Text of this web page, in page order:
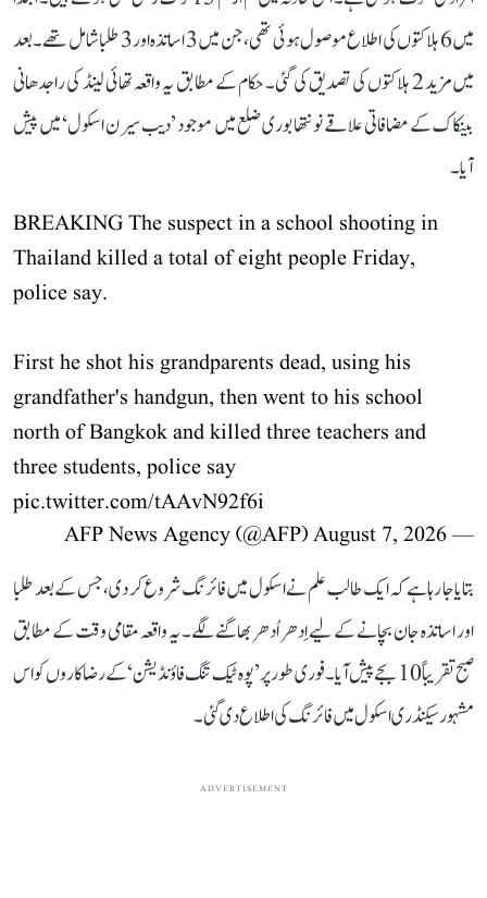
میں 6 ہلاکتوں کی اطلاع موصول ہوئی تھی، جن میں 3 اساتذہ اور 3 طلبا شامل تھے۔ بعد
میں مزید 2 ہلاکتوں کی تصدیق کی گئی۔ حکام کے مطابق یہ واقعہ تھائی لینڈ کی راجدھانی
بینکاک کے مضافاتی علاقے نونتھابوری ضلع میں موجود ’دیب سیرن اسکول‘ میں پیش
آیا۔
BREAKING The suspect in a school shooting in
Thailand killed a total of eight people Friday,
police say.
First he shot his grandparents dead, using his
grandfather's handgun, then went to his school
north of Bangkok and killed three teachers and
three students, police say
pic.twitter.com/tAAvN92f6i
— AFP News Agency (@AFP)
August 7, 2026
بتایا جا رہا ہے کہ ایک طالب علم نے اسکول میں فائرنگ شروع کر دی، جس کے بعد طلبا
اور اساتذہ جان بچانے کے لیے اِدھر اُدھر بھاگنے لگے۔ یہ واقعہ مقامی وقت کے مطابق
صبح تقریباً 10 بجے پیش آیا۔ فوری طور پر ’پوہ ٹیک تنگ فاؤنڈیشن‘ کے رضاکاروں کو اس
مشہور سیکنڈری اسکول میں فائرنگ کی اطلاع دی گئی۔
ADVERTISEMENT